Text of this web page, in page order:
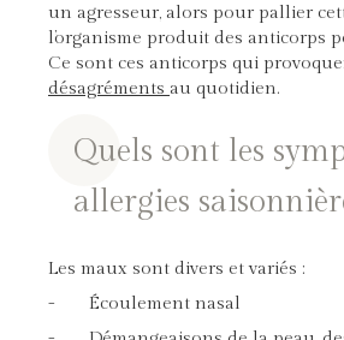
un agresseur, alors pour pallier
l’organisme produit des anticorps
Ce sont ces anticorps qui
désagréments au quotidien.
Quels sont les
allergies
Les maux sont divers et variés :
- Écoulement nasal